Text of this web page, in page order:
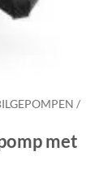
/
met